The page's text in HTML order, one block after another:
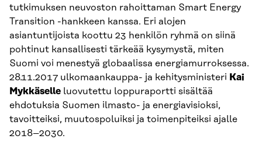
tutkimuksen neuvoston rahoittaman Smart Energy
Transition -hankkeen kanssa. Eri alojen
asiantuntijoista koottu 23 henkilön ryhmä on siinä
pohtinut kansallisesti tärkeää kysymystä, miten
Suomi voi menestyä globaalissa energiamurroksessa.
28.11.2017 ulkomaankauppa- ja kehitysministeri Kai
Mykkäselle luovutettu loppuraportti sisältää
ehdotuksia Suomen ilmasto- ja energiavisioksi,
tavoitteiksi, muutospoluiksi ja toimenpiteiksi ajalle
2018–2030.